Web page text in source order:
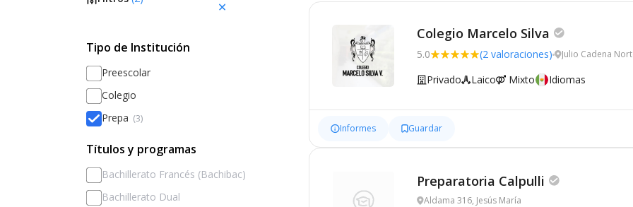
Tipo de Institución
Preescolar
Colegio
Prepa (3)
Títulos y programas
Bachillerato Francés (Bachibac)
Bachillerato Dual
Colegio Marcelo Silva
5.0 (2 valoraciones) Julio Cadena
Privado Laico Mixto Idiomas
Informes Guardar
Preparatoria Calpulli
Aldama 316, Jesús María